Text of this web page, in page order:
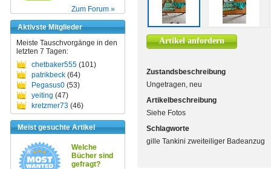
Zum Forum »
Aktivste Mitglieder
Meiste Tauschvorgänge in den
letzten 7 Tagen:
chetbaker555 (101)
patrikbeck (64)
Pegasus0 (53)
yeiting (47)
kretzmer73 (46)
Meist gesuchte Artikel
Welche
Bücher sind
gefragt?
Artikel anfordern
Zustandsbeschreibung
Ungetragen, neu
Artikelbeschreibung
Siehe Fotos
Schlagworte
gille Tankini zweiteiliger Badeanzug